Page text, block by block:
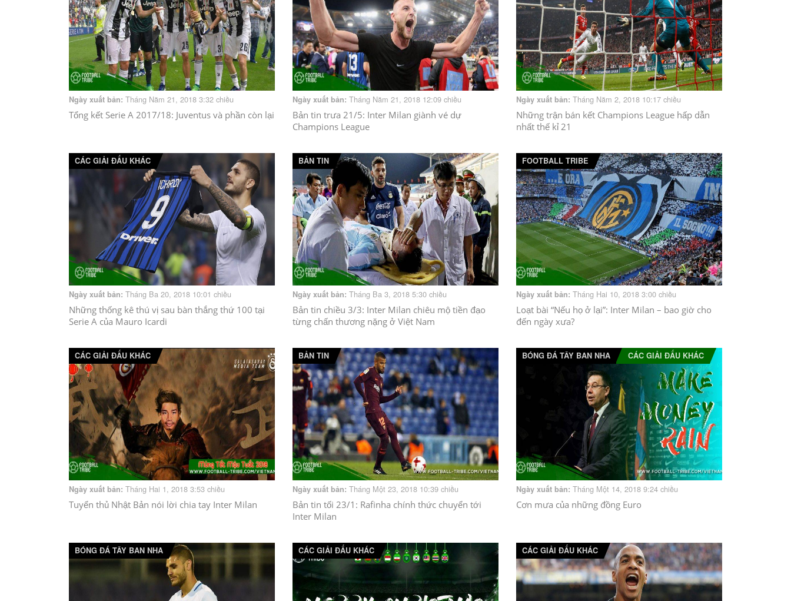
Ngày xuất bản: Tháng Năm 21, 2018 3:32 chiều
Tổng kết Serie A 2017/18: Juventus và phần còn lại
Ngày xuất bản: Tháng Năm 21, 2018 12:09 chiều
Bản tin trưa 21/5: Inter Milan giành vé dự
Champions League
Ngày xuất bản: Tháng Năm 2, 2018 10:17 chiều
Những trận bán kết Champions League hấp dẫn
nhất thế kỉ 21
CÁC GIẢI ĐẤU KHÁC
Ngày xuất bản: Tháng Ba 20, 2018 10:01 chiều
Những thống kê thú vị sau bàn thắng thứ 100 tại
Serie A của Mauro Icardi
BẢN TIN
Ngày xuất bản: Tháng Ba 3, 2018 5:30 chiều
Bản tin chiều 3/3: Inter Milan chiêu mộ tiền đạo
từng chấn thương nặng ở Việt Nam
FOOTBALL TRIBE
Ngày xuất bản: Tháng Hai 10, 2018 3:00 chiều
Loạt bài “Nếu họ ở lại”: Inter Milan – bao giờ cho
đến ngày xưa?
CÁC GIẢI ĐẤU KHÁC
Ngày xuất bản: Tháng Hai 1, 2018 3:53 chiều
Tuyển thủ Nhật Bản nói lời chia tay Inter Milan
BẢN TIN
Ngày xuất bản: Tháng Một 23, 2018 10:39 chiều
Bản tin tối 23/1: Rafinha chính thức chuyển tới
Inter Milan
BÓNG ĐÁ TÂY BAN NHA CÁC GIẢI ĐẤU KHÁC
Ngày xuất bản: Tháng Một 14, 2018 9:24 chiều
Cơn mưa của những đồng Euro
BÓNG ĐÁ TÂY BAN NHA CÁC GIẢI ĐẤU KHÁC CÁC GIẢI ĐẤU KHÁC